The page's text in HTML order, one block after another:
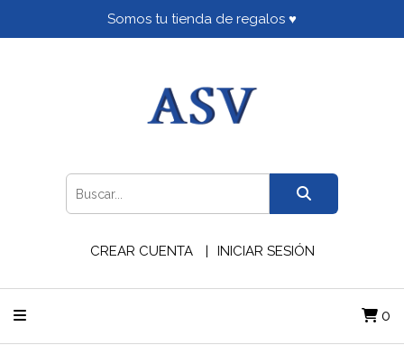
Somos tu tienda de regalos ♥
CREAR CUENTA INICIAR SESIÓN
0